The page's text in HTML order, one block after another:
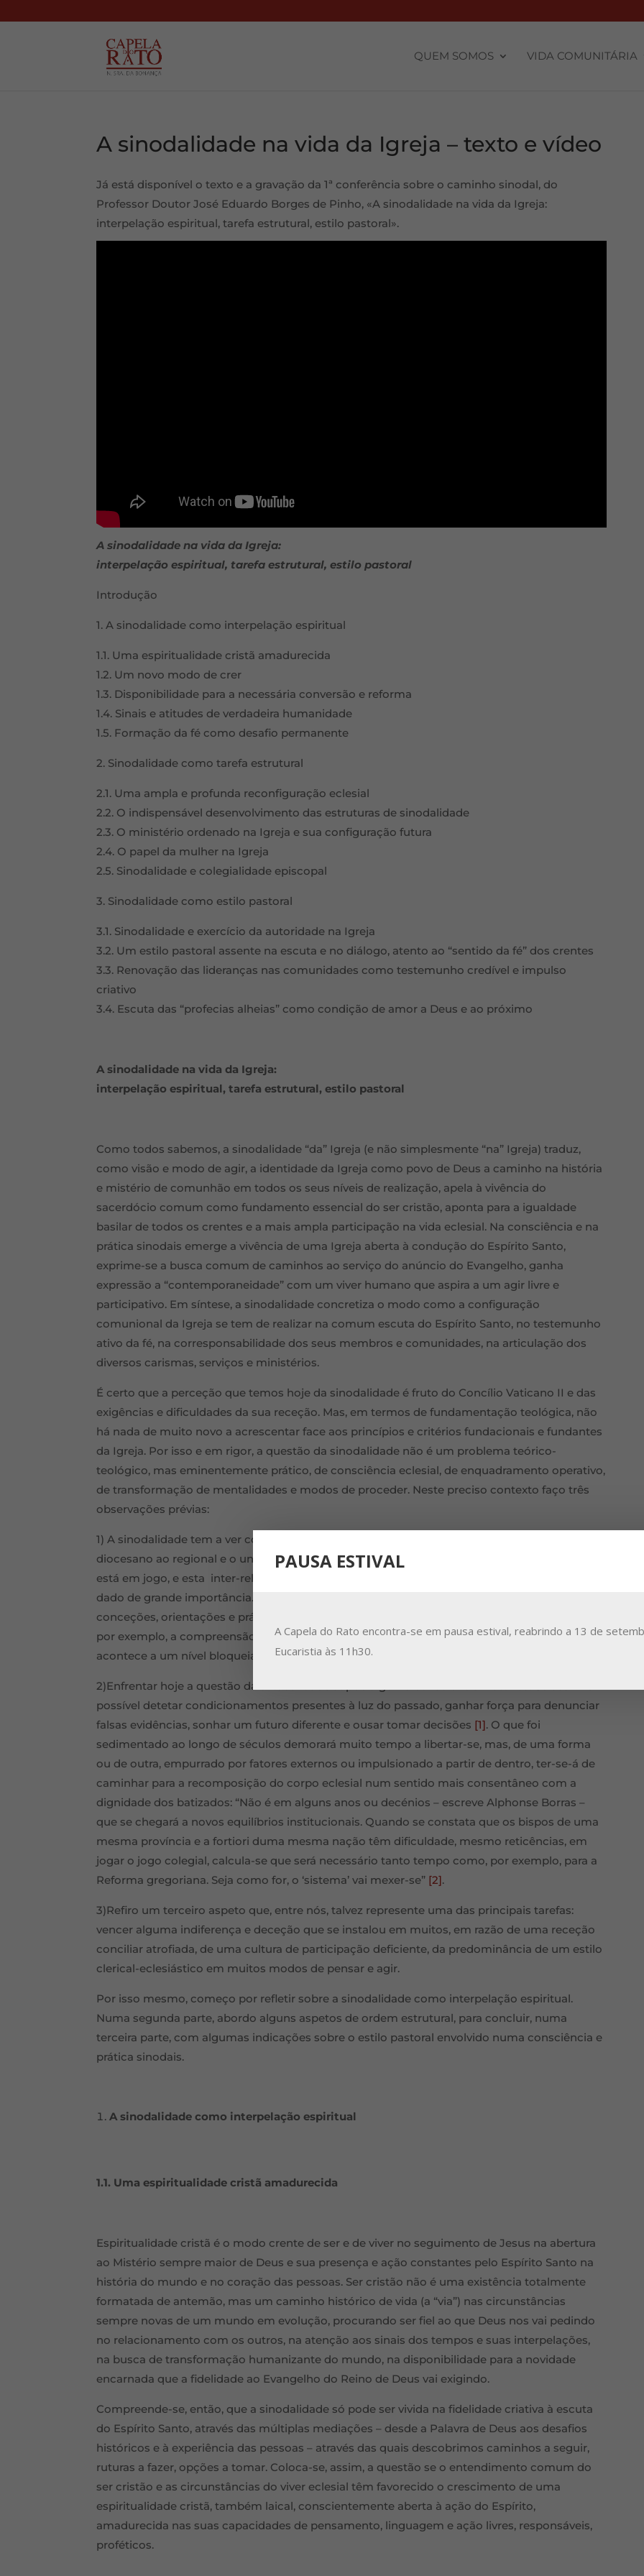
QUEM SOMOS VIDA COMUNITÁRIA
A sinodalidade na vida da Igreja – texto e vídeo
Já está disponível o texto e a gravação da 1ª conferência sobre o caminho sinodal, do
Professor Doutor José Eduardo Borges de Pinho, «A sinodalidade na vida da Igreja:
interpelação espiritual, tarefa estrutural, estilo pastoral».
A sinodalidade na vida da Igreja:
interpelação espiritual, tarefa estrutural, estilo pastoral
Introdução
1. A sinodalidade como interpelação espiritual
1.1. Uma espiritualidade cristã amadurecida
1.2. Um novo modo de crer
1.3. Disponibilidade para a necessária conversão e reforma
1.4. Sinais e atitudes de verdadeira humanidade
1.5. Formação da fé como desafio permanente
2. Sinodalidade como tarefa estrutural
2.1. Uma ampla e profunda reconfiguração eclesial
2.2. O indispensável desenvolvimento das estruturas de sinodalidade
2.3. O ministério ordenado na Igreja e sua configuração futura
2.4. O papel da mulher na Igreja
2.5. Sinodalidade e colegialidade episcopal
3. Sinodalidade como estilo pastoral
3.1. Sinodalidade e exercício da autoridade na Igreja
3.2. Um estilo pastoral assente na escuta e no diálogo, atento ao “sentido da fé” dos crentes
3.3. Renovação das lideranças nas comunidades como testemunho credível e impulso
criativo
3.4. Escuta das “profecias alheias” como condição de amor a Deus e ao próximo
A sinodalidade na vida da Igreja:
interpelação espiritual, tarefa estrutural, estilo pastoral
Como todos sabemos, a sinodalidade “da” Igreja (e não simplesmente “na” Igreja) traduz,
como visão e modo de agir, a identidade da Igreja como povo de Deus a caminho na história
e mistério de comunhão em todos os seus níveis de realização, apela à vivência do
sacerdócio comum como fundamento essencial do ser cristão, aponta para a igualdade
basilar de todos os crentes e a mais ampla participação na vida eclesial. Na consciência e na
prática sinodais emerge a vivência de uma Igreja aberta à condução do Espírito Santo,
exprime-se a busca comum de caminhos ao serviço do anúncio do Evangelho, ganha
expressão a “contemporaneidade” com um viver humano que aspira a um agir livre e
participativo. Em síntese, a sinodalidade concretiza o modo como a configuração
comunional da Igreja se tem de realizar na comum escuta do Espírito Santo, no testemunho
ativo da fé, na corresponsabilidade dos seus membros e comunidades, na articulação dos
diversos carismas, serviços e ministérios.
É certo que a perceção que temos hoje da sinodalidade é fruto do Concílio Vaticano II e das
exigências e dificuldades da sua receção. Mas, em termos de fundamentação teológica, não
há nada de muito novo a acrescentar face aos princípios e critérios fundacionais e fundantes
da Igreja. Por isso e em rigor, a questão da sinodalidade não é um problema teórico-
teológico, mas eminentemente prático, de consciência eclesial, de enquadramento operativo,
de transformação de mentalidades e modos de proceder. Neste preciso contexto faço três
observações prévias:
1) A sinodalidade tem a ver com todos os níveis da vida da Igreja – desde o local/paroquial e
diocesano ao regional e o universal, e, inclusive, ao ecuménico. É a vida da Igreja toda que
está em jogo, e esta inter-relação e este condicionamento mútuos dos diversos níveis é um
dado de grande importância. O que acontece no âmbito local tem muito a ver com
conceções, orientações e práticas que vigoram a um nível mais amplo, também universal:
por exemplo, a compreensão da relação ministros ordenados/leigos. O que acontece ou não
acontece a um nível bloqueia outros.
2)Enfrentar hoje a questão da sinodalidade supõe alguma consciência histórica. Só assim é
possível detetar condicionamentos presentes à luz do passado, ganhar força para denunciar
falsas evidências, sonhar um futuro diferente e ousar tomar decisões [1]. O que foi
sedimentado ao longo de séculos demorará muito tempo a libertar-se, mas, de uma forma
ou de outra, empurrado por fatores externos ou impulsionado a partir de dentro, ter-se-á de
caminhar para a recomposição do corpo eclesial num sentido mais consentâneo com a
dignidade dos batizados: “Não é em alguns anos ou decénios – escreve Alphonse Borras –
que se chegará a novos equilíbrios institucionais. Quando se constata que os bispos de uma
mesma província e a fortiori duma mesma nação têm dificuldade, mesmo reticências, em
jogar o jogo colegial, calcula-se que será necessário tanto tempo como, por exemplo, para a
Reforma gregoriana. Seja como for, o ‘sistema’ vai mexer-se” [2].
3)Refiro um terceiro aspeto que, entre nós, talvez represente uma das principais tarefas:
vencer alguma indiferença e deceção que se instalou em muitos, em razão de uma receção
conciliar atrofiada, de uma cultura de participação deficiente, da predominância de um estilo
clerical-eclesiástico em muitos modos de pensar e agir.
Por isso mesmo, começo por refletir sobre a sinodalidade como interpelação espiritual.
Numa segunda parte, abordo alguns aspetos de ordem estrutural, para concluir, numa
terceira parte, com algumas indicações sobre o estilo pastoral envolvido numa consciência e
prática sinodais.
A sinodalidade como interpelação espiritual
1.1. Uma espiritualidade cristã amadurecida
Espiritualidade cristã é o modo crente de ser e de viver no seguimento de Jesus na abertura
ao Mistério sempre maior de Deus e sua presença e ação constantes pelo Espírito Santo na
história do mundo e no coração das pessoas. Ser cristão não é uma existência totalmente
formatada de antemão, mas um caminho histórico de vida (a “via”) nas circunstâncias
sempre novas de um mundo em evolução, procurando ser fiel ao que Deus nos vai pedindo
no relacionamento com os outros, na atenção aos sinais dos tempos e suas interpelações,
na busca de transformação humanizante do mundo, na disponibilidade para a novidade
encarnada que a fidelidade ao Evangelho do Reino de Deus vai exigindo.
Compreende-se, então, que a sinodalidade só pode ser vivida na fidelidade criativa à escuta
do Espírito Santo, através das múltiplas mediações – desde a Palavra de Deus aos desafios
históricos e à experiência das pessoas – através das quais descobrimos caminhos a seguir,
ruturas a fazer, opções a tomar. Coloca-se, assim, a questão se o entendimento comum do
ser cristão e as circunstâncias do viver eclesial têm favorecido o crescimento de uma
espiritualidade cristã, também laical, conscientemente aberta à ação do Espírito,
amadurecida nas suas capacidades de pensamento, linguagem e ação livres, responsáveis,
proféticos.
PAUSA ESTIVAL
A Capela do Rato encontra-se em pausa estival, reabrindo a 13 de
Eucaristia às 11h30.